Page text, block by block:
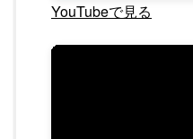
YouTubeで見る